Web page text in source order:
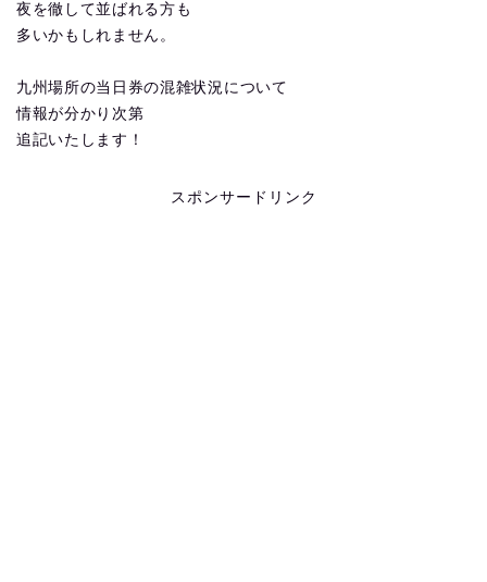
夜を徹して並ばれる方も
多いかもしれません。
九州場所の当日券の混雑状況について
情報が分かり次第
追記いたします！
スポンサードリンク